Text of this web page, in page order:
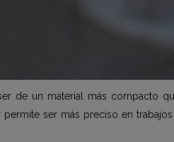
de un material más compacto
ser más preciso en